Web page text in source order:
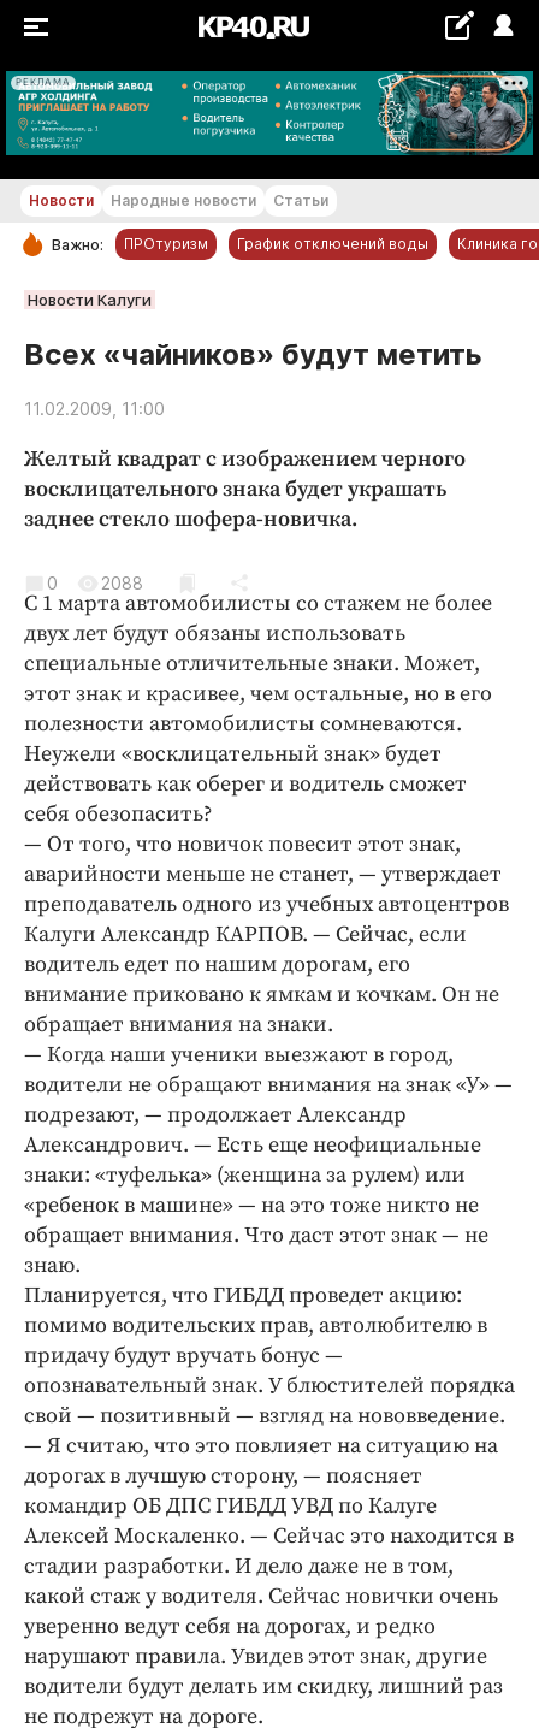
РЕКЛАМА
+18...+19 °С
РУБРИКИ
Обнинск
Статьи
Народные новости
Авто и транспорт
Благоустройство
Культура
Недвижимость и ЖКХ
Образование
Общество
Погода
Происшествия
Спорт
Экономика и бизнес
ПРОЕКТЫ
Блоги
Издания
Медиаперсона
Интересное чтиво
Клиника года
Бренд года
Работодатель года
Новости Народные новости Статьи
Важно: ПРОтуризм График отключений воды Клиника
Новости Калуги
Всех «чайников» будут метить
11.02.2009, 11:00
Желтый квадрат с изображением черного
восклицательного знака будет украшать
заднее стекло шофера-новичка.
0 2088
С 1 марта автомобилисты со стажем не более
двух лет будут обязаны использовать
специальные отличительные знаки. Может,
этот знак и красивее, чем остальные, но в его
полезности автомобилисты сомневаются.
Неужели «восклицательный знак» будет
действовать как оберег и водитель сможет
себя обезопасить?
— От того, что новичок повесит этот знак,
аварийности меньше не станет, — утверждает
преподаватель одного из учебных автоцентров
Калуги Александр КАРПОВ. — Сейчас, если
водитель едет по нашим дорогам, его
внимание приковано к ямкам и кочкам. Он не
обращает внимания на знаки.
— Когда наши ученики выезжают в город,
водители не обращают внимания на знак «У» —
подрезают, — продолжает Александр
Александрович. — Есть еще неофициальные
знаки: «туфелька» (женщина за рулем) или
«ребенок в машине» — на это тоже никто не
обращает внимания. Что даст этот знак — не
знаю.
Планируется, что ГИБДД проведет акцию:
помимо водительских прав, автолюбителю в
придачу будут вручать бонус —
опознавательный знак. У блюстителей порядка
свой — позитивный — взгляд на нововведение.
— Я считаю, что это повлияет на ситуацию на
дорогах в лучшую сторону, — поясняет
командир ОБ ДПС ГИБДД УВД по Калуге
Алексей Москаленко. — Сейчас это находится в
стадии разработки. И дело даже не в том,
какой стаж у водителя. Сейчас новички очень
уверенно ведут себя на дорогах, и редко
нарушают правила. Увидев этот знак, другие
водители будут делать им скидку, лишний раз
не подрежут на дороге.